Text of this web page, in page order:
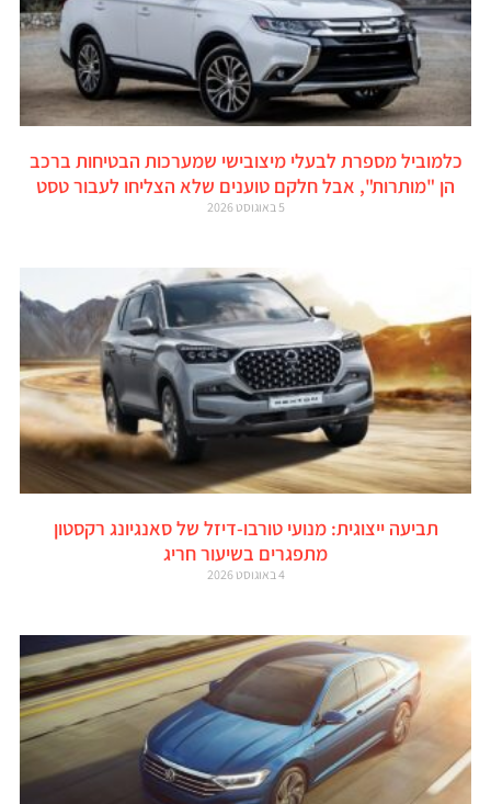
כלמוביל מספרת לבעלי מיצובישי שמערכות הבטיחות ברכב
הן "מותרות", אבל חלקם טוענים שלא הצליחו לעבור טסט
5 באוגוסט 2026
תביעה ייצוגית: מנועי טורבו-דיזל של סאנגיונג רקסטון
מתפגרים בשיעור חריג
4 באוגוסט 2026